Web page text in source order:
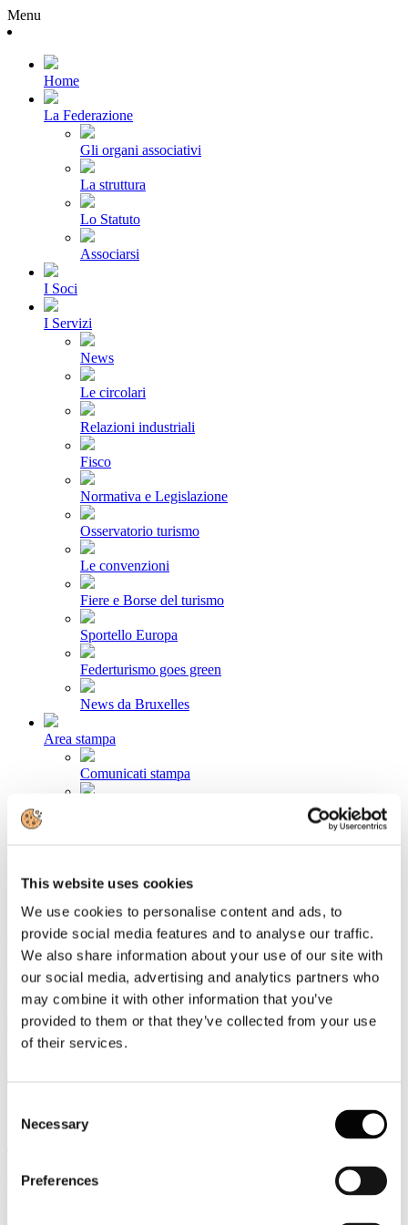
This website uses cookies
We use cookies to personalise content and ads, to
provide social media features and to analyse our traffic.
We also share information about your use of our site with
our social media, advertising and analytics partners who
may combine it with other information that you’ve
provided to them or that they’ve collected from your use
of their services.
Selection
Necessary
Preferences
Menu
Home
La Federazione
Gli organi associativi
La struttura
Lo Statuto
Associarsi
I Soci
I Servizi
News
Le circolari
Relazioni industriali
Fisco
Normativa e Legislazione
Osservatorio turismo
Le convenzioni
Fiere e Borse del turismo
Sportello Europa
Federturismo goes green
News da Bruxelles
Area stampa
Comunicati stampa
Articoli e Interviste
Contatti
Tel. +39 320 57 80 986
Email segreteria@federturismo.it
Come aderire
fermeranno a Reggio Emilia